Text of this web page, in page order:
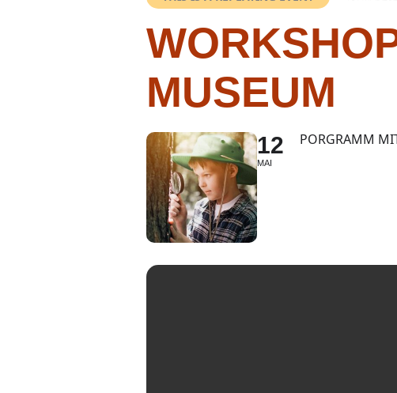
MUSEUM
12
MAI
PORGRAMM